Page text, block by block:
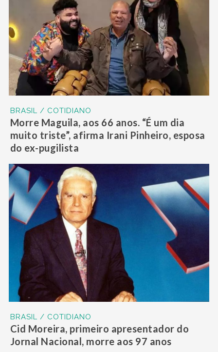
BRASIL / COTIDIANO
Morre Maguila, aos 66 anos. “É um dia
muito triste”, afirma Irani Pinheiro, esposa
do ex-pugilista
BRASIL / COTIDIANO
Cid Moreira, primeiro apresentador do
Jornal Nacional, morre aos 97 anos